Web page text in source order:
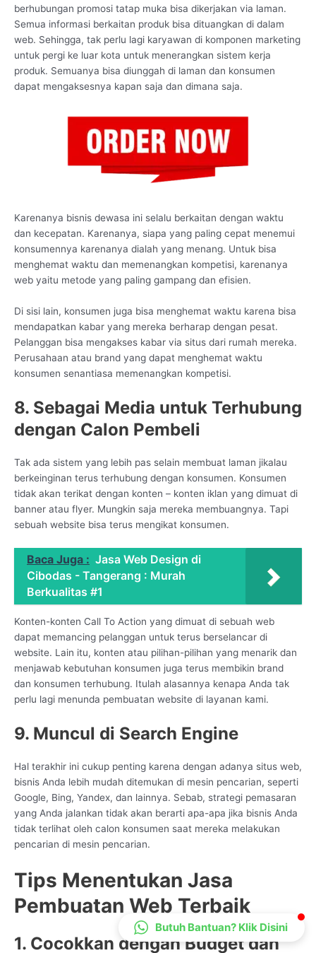
berhubungan promosi tatap muka bisa dikerjakan via laman.
Semua informasi berkaitan produk bisa dituangkan di dalam
web. Sehingga, tak perlu lagi karyawan di komponen marketing
untuk pergi ke luar kota untuk menerangkan sistem kerja
produk. Semuanya bisa diunggah di laman dan konsumen
dapat mengaksesnya kapan saja dan dimana saja.
Karenanya bisnis dewasa ini selalu berkaitan dengan waktu
dan kecepatan. Karenanya, siapa yang paling cepat menemui
konsumennya karenanya dialah yang menang. Untuk bisa
menghemat waktu dan memenangkan kompetisi, karenanya
web yaitu metode yang paling gampang dan efisien.
Di sisi lain, konsumen juga bisa menghemat waktu karena bisa
mendapatkan kabar yang mereka berharap dengan pesat.
Pelanggan bisa mengakses kabar via situs dari rumah mereka.
Perusahaan atau brand yang dapat menghemat waktu
konsumen senantiasa memenangkan kompetisi.
8. Sebagai Media untuk Terhubung
dengan Calon Pembeli
Tak ada sistem yang lebih pas selain membuat laman jikalau
berkeinginan terus terhubung dengan konsumen. Konsumen
tidak akan terikat dengan konten – konten iklan yang dimuat di
banner atau flyer. Mungkin saja mereka membuangnya. Tapi
sebuah website bisa terus mengikat konsumen.
Baca Juga : Jasa Web Design di
Cibodas - Tangerang : Murah
Berkualitas #1
Konten-konten Call To Action yang dimuat di sebuah web
dapat memancing pelanggan untuk terus berselancar di
website. Lain itu, konten atau pilihan-pilihan yang menarik dan
menjawab kebutuhan konsumen juga terus membikin brand
dan konsumen terhubung. Itulah alasannya kenapa Anda tak
perlu lagi menunda pembuatan website di layanan kami.
9. Muncul di Search Engine
Hal terakhir ini cukup penting karena dengan adanya situs web,
bisnis Anda lebih mudah ditemukan di mesin pencarian, seperti
Google, Bing, Yandex, dan lainnya. Sebab, strategi pemasaran
yang Anda jalankan tidak akan berarti apa-apa jika bisnis Anda
tidak terlihat oleh calon konsumen saat mereka melakukan
pencarian di mesin pencarian.
Tips Menentukan Jasa
Pembuatan Web Terbaik
1. Cocokkan dengan Budget dan
CS Lenteraweb
Online
Butuh Bantuan? Klik Disini